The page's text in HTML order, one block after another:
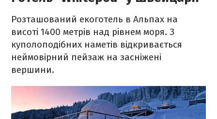
Розташований екоготель в Альпах на
висоті 1400 метрів над рівнем моря. З
куполоподібних наметів відкривається
неймовірний пейзаж на засніжені
вершини.